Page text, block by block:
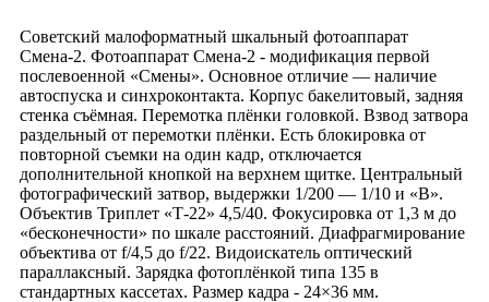
Советский малоформатный шкальный фотоаппарат
Смена-2. Фотоаппарат Смена-2 - модификация первой
послевоенной «Смены». Основное отличие — наличие
автоспуска и синхроконтакта. Корпус бакелитовый, задняя
стенка съёмная. Перемотка плёнки головкой. Взвод затвора
раздельный от перемотки плёнки. Есть блокировка от
повторной съемки на один кадр, отключается
дополнительной кнопкой на верхнем щитке. Центральный
фотографический затвор, выдержки 1/200 — 1/10 и «В».
Объектив Триплет «Т-22» 4,5/40. Фокусировка от 1,3 м до
«бесконечности» по шкале расстояний. Диафрагмирование
объектива от f/4,5 до f/22. Видоискатель оптический
параллаксный. Зарядка фотоплёнкой типа 135 в
стандартных кассетах. Размер кадра - 24×36 мм.